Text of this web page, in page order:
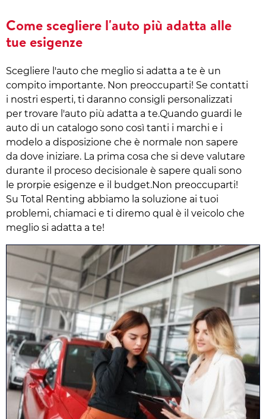
Come scegliere l'auto più adatta alle
tue esigenze
Scegliere l'auto che meglio si adatta a te è un
compito importante. Non preoccuparti! Se contatti
i nostri esperti, ti daranno consigli personalizzati
per trovare l'auto più adatta a te.Quando guardi le
auto di un catalogo sono così tanti i marchi e i
modelo a disposizione che è normale non sapere
da dove iniziare. La prima cosa che si deve valutare
durante il proceso decisionale è sapere quali sono
le prorpie esigenze e il budget.Non preoccuparti!
Su Total Renting abbiamo la soluzione ai tuoi
problemi, chiamaci e ti diremo qual è il veicolo che
meglio si adatta a te!